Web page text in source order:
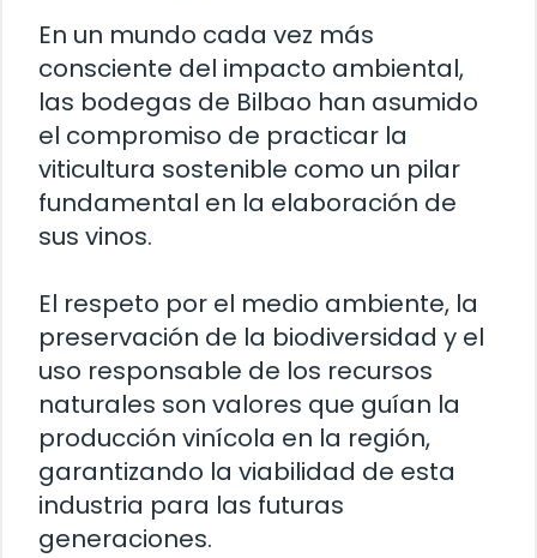
En un mundo cada vez más
consciente del impacto ambiental,
las bodegas de Bilbao han asumido
el compromiso de practicar la
viticultura sostenible como un pilar
fundamental en la elaboración de
sus vinos.
El respeto por el medio ambiente, la
preservación de la biodiversidad y el
uso responsable de los recursos
naturales son valores que guían la
producción vinícola en la región,
garantizando la viabilidad de esta
industria para las futuras
generaciones.